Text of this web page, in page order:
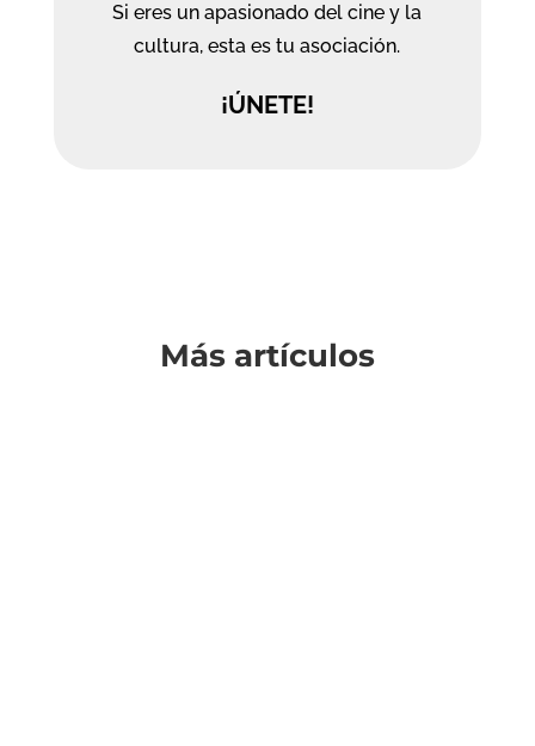
Si eres un apasionado del cine y la
cultura, esta es tu asociación.
¡ÚNETE!
Más artículos